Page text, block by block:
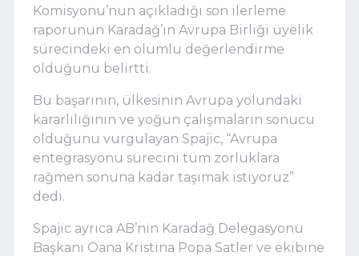
Komisyonu’nun açıkladığı son ilerleme
raporunun Karadağ’ın Avrupa Birliği üyelik
sürecindeki en olumlu değerlendirme
olduğunu belirtti.
Bu başarının, ülkesinin Avrupa yolundaki
kararlılığının ve yoğun çalışmaların sonucu
olduğunu vurgulayan Spajic, “Avrupa
entegrasyonu sürecini tüm zorluklara
rağmen sonuna kadar taşımak istiyoruz”
dedi.
Spajic ayrıca AB’nin Karadağ Delegasyonu
Başkanı Oana Kristina Popa Satler ve ekibine